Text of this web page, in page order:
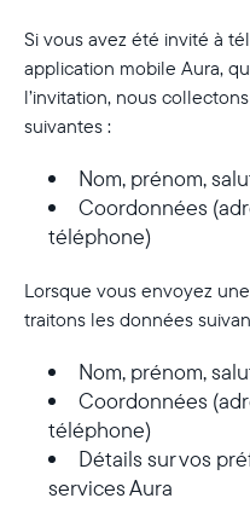
Si vous avez été invité à
application mobile Aura,
l’invitation, nous
suivantes :
Nom, prénom,
Coordonnées
téléphone)
Lorsque vous envoyez
traitons les données
Nom, prénom,
Coordonnées
téléphone)
Détails sur vos
services Aura